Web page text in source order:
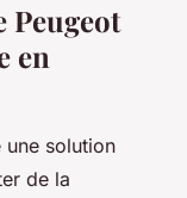
en
une solution
de la